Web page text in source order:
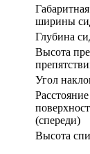
ширины
Глубина
Высота
Угол
(спереди)
Высота